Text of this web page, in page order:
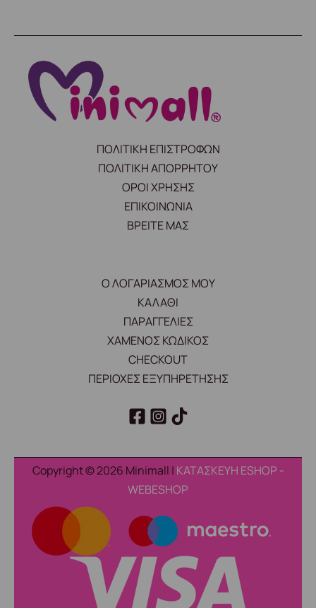
ΠΟΛΙΤΙΚΗ ΕΠΙΣΤΡΟΦΩΝ
ΠΟΛΙΤΙΚΗ ΑΠΟΡΡΗΤΟΥ
ΟΡΟΙ ΧΡΗΣΗΣ
ΕΠΙΚΟΙΝΩΝΙΑ
ΒΡΕΙΤΕ ΜΑΣ
Ο ΛΟΓΑΡΙΑΣΜΟΣ ΜΟΥ
ΚΑΛΑΘΙ
ΠΑΡΑΓΓΕΛΙΕΣ
ΧΑΜΕΝΟΣ ΚΩΔΙΚΟΣ
CHECKOUT
ΠΕΡΙΟΧΕΣ ΕΞΥΠΗΡΕΤΗΣΗΣ
Copyright © 2026 Minimall | ΚΑΤΑΣΚΕΥΗ ESHOP -
WEBESHOP